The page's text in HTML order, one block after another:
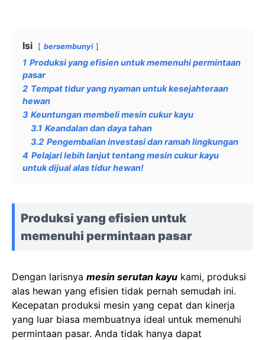
Isi bersembunyi
1 Produksi yang efisien untuk memenuhi permintaan
pasar
2 Tempat tidur yang nyaman untuk kesejahteraan
hewan
3 Keuntungan membeli mesin cukur kayu
3.1 Keandalan dan daya tahan
3.2 Pengembalian investasi dan ramah lingkungan
4 Pelajari lebih lanjut tentang mesin cukur kayu
untuk dijual alas tidur hewan!
Produksi yang efisien untuk
memenuhi permintaan pasar
Dengan larisnya mesin serutan kayu kami, produksi
alas hewan yang efisien tidak pernah semudah ini.
Kecepatan produksi mesin yang cepat dan kinerja
yang luar biasa membuatnya ideal untuk memenuhi
permintaan pasar. Anda tidak hanya dapat